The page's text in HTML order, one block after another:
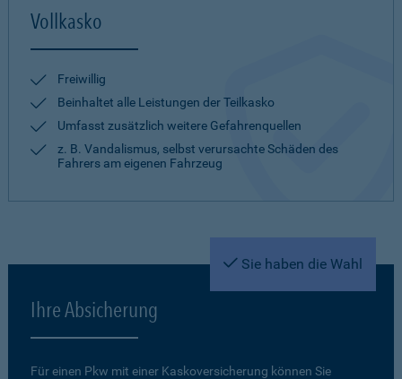
Vollkasko
Freiwillig
Beinhaltet alle Leistungen der Teilkasko
Umfasst zusätzlich weitere Gefahrenquellen
z. B. Vandalismus, selbst verursachte Schäden des
Fahrers am eigenen Fahrzeug
Sie haben die Wahl
Ihre Absicherung
Für einen Pkw mit einer Kaskoversicherung können Sie